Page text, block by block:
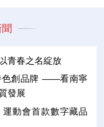
青春之名綻放
色創品牌 ——看南寧
發展
動會首款數字藏品